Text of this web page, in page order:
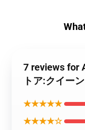
7 reviews for
トア:クイー
★★★★★
★★★★☆